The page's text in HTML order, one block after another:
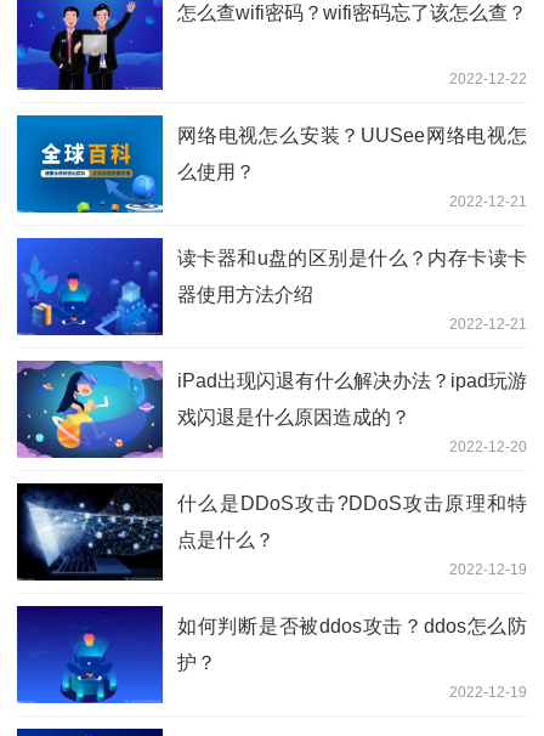
怎么查wifi密码？wifi密码忘了该怎么查？
2022-12-22
网络电视怎么安装？UUSee网络电视怎
么使用？
2022-12-21
读卡器和u盘的区别是什么？内存卡读卡
器使用方法介绍
2022-12-21
iPad出现闪退有什么解决办法？ipad玩游
戏闪退是什么原因造成的？
2022-12-20
什么是DDoS攻击?DDoS攻击原理和特
点是什么？
2022-12-19
如何判断是否被ddos攻击？ddos怎么防
护？
2022-12-19